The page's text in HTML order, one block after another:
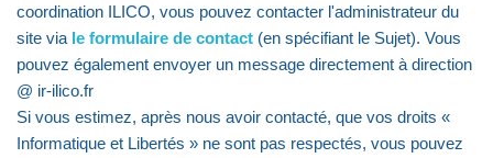
coordination ILICO, vous pouvez contacter l'administrateur du
site via le formulaire de contact (en spécifiant le Sujet). Vous
pouvez également envoyer un message directement à direction
@ ir-ilico.fr
Si vous estimez, après nous avoir contacté, que vos droits «
Informatique et Libertés » ne sont pas respectés, vous pouvez